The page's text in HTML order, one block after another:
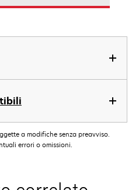
a modifiche senza preavviso.
errori o omissioni.